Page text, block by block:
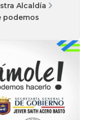
Alcaldía
podemos